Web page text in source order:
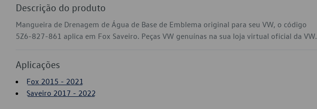
Descrição do produto
Mangueira de Drenagem de Água de Base de Emblema original para seu VW, o código
5Z6-827-861 aplica em Fox Saveiro. Peças VW genuínas na sua loja virtual oficial da VW.
Aplicações
Fox 2015 - 2021
Saveiro 2017 - 2022